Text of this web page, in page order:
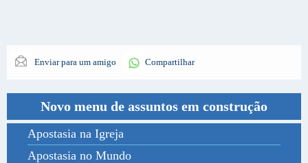
Enviar para um amigo Compartilhar
Novo menu de assuntos em construção
Apostasia na Igreja
Apostasia no Mundo